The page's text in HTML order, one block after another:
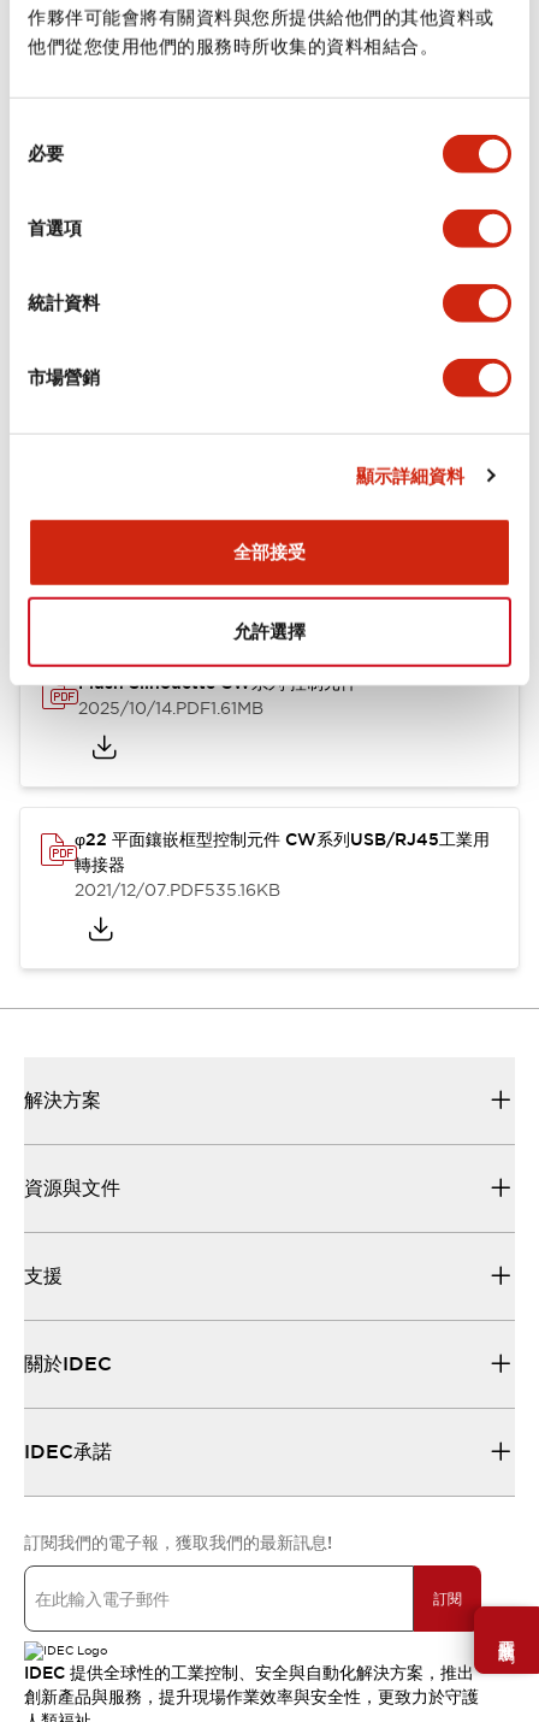
作夥伴可能會將有關資料與您所提供給他們的其他資料或
他們從您使用他們的服務時所收集的資料相結合。
必要
首選項
統計資料
市場營銷
顯示詳細資料
全部接受
允許選擇
需要幫助嗎？
規格
審美規範
環境規範
功能規格
機械規格
型錄和宣傳手冊 CAD檔 認證與標準
Flush Silhouette CW系列 控制元件
2025/10/14.PDF1.61MB
φ22 平面鑲嵌框型控制元件 CW系列USB/RJ45工業用
轉接器
2021/12/07.PDF535.16KB
解決方案
資源與文件
支援
關於IDEC
IDEC承諾
訂閱我們的電子報，獲取我們的最新訊息!
訂閱
IDEC 提供全球性的工業控制、安全與自動化解決方案，推出
創新產品與服務，提升現場作業效率與安全性，更致力於守護